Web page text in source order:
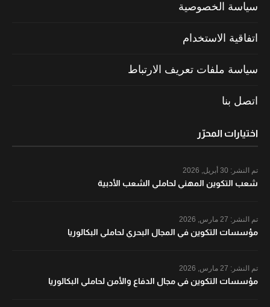
سياسة الخصوصية
اتفاقية الاستخدام
سياسة ملفات تعريف الارتباط
اتصل بنا
اختيارات المحرّر
تم النشر:
شعب التكوين المهني لحاملي الشعب الأدبية
تم النشر:
مؤسسات التكوين في المجال البحري لحاملي البكالوريا
تم النشر:
مؤسسات التكوين في مجال الدفاع والأمن لحاملي البكالوريا